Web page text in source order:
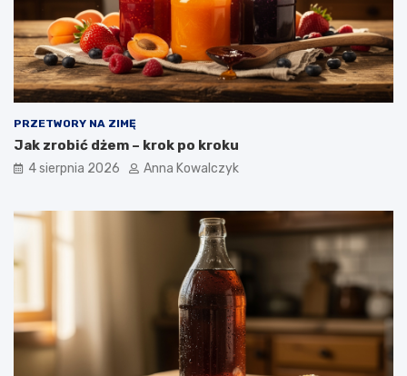
PRZETWORY NA ZIMĘ
Jak zrobić dżem – krok po kroku
4 sierpnia 2026 Anna Kowalczyk